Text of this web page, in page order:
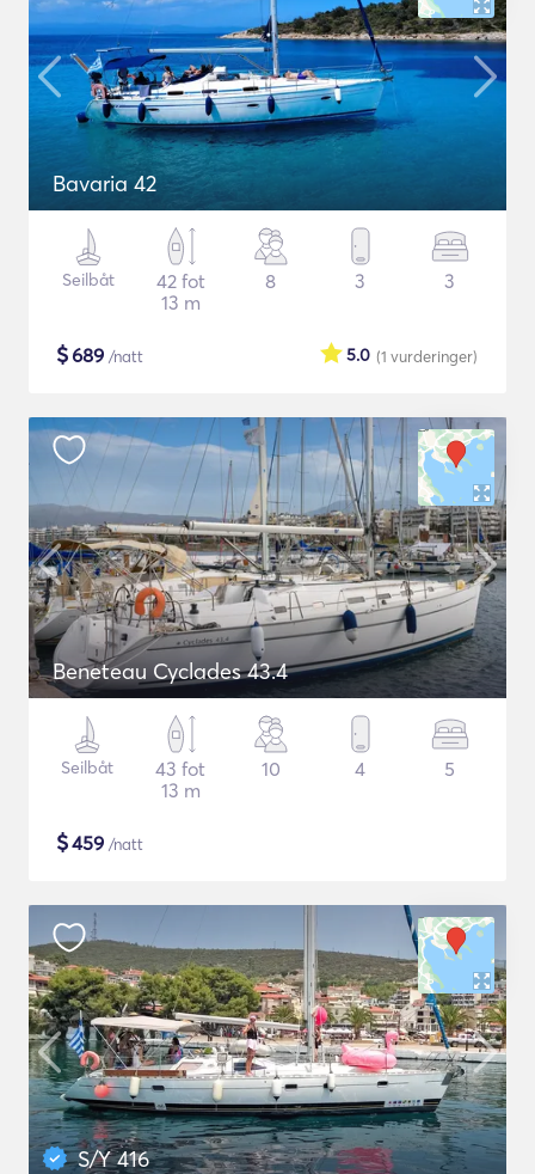
Bavaria 42
Seilbåt
42 fot
13 m
8 3 3
$689 /natt (1 vurderinger)
5.0
Beneteau Cyclades 43.4
Seilbåt
43 fot
13 m
10 4 5
$459 /natt
S/Y 416